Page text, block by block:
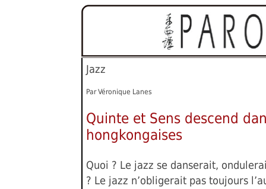
Jazz
Par Véronique Lanes
Quinte et Sens descend
hongkongaises
Quoi ? Le jazz se danserait,
? Le jazz n’obligerait pas toujours